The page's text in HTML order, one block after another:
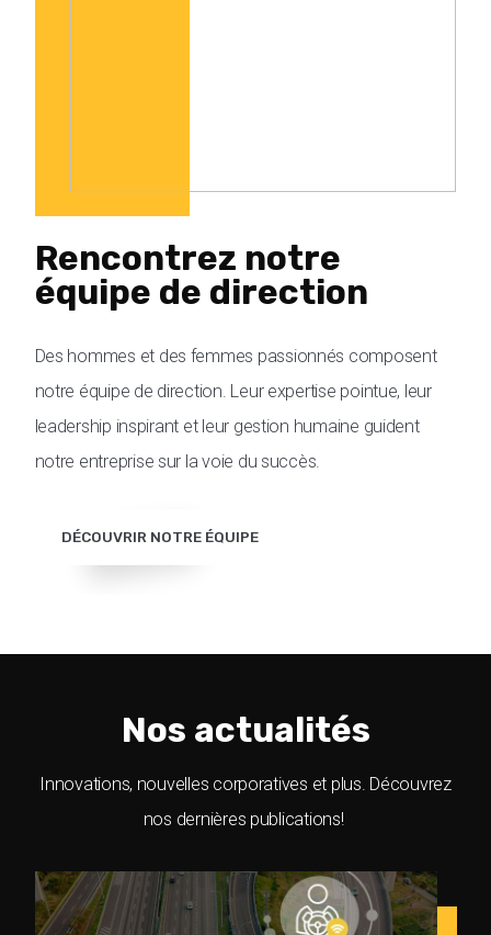
Rencontrez notre
équipe de direction
Des hommes et des femmes passionnés composent
notre équipe de direction. Leur expertise pointue, leur
leadership inspirant et leur gestion humaine guident
notre entreprise sur la voie du succès.
DÉCOUVRIR NOTRE ÉQUIPE
Nos actualités
Innovations, nouvelles corporatives et plus. Découvrez
nos dernières publications!